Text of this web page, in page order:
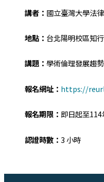
講者： 國立臺灣大學法
地點： 台北陽明校區知
講題： 學術倫理發展趨
報名網址： https://
報名期限： 即日起至
認證時數： 3 小時